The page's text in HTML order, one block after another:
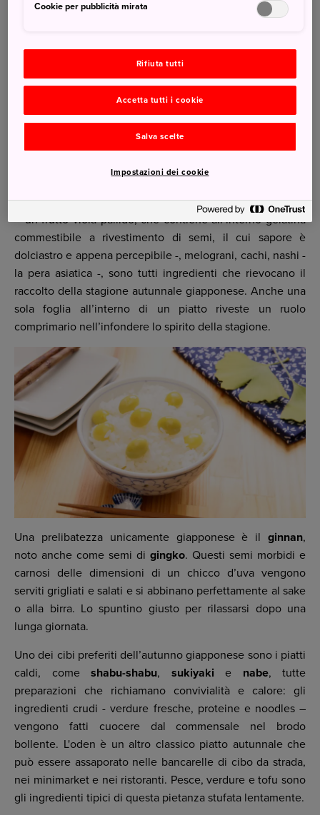
A proposito di griglia: richiama l’autunno anche il profumo
molto ricercati. Come i matsutake, anche castagne,akebi
– un frutto viola pallido, che contiene all’interno gelatina
commestibile a rivestimento di semi, il cui sapore è
dolciastro e appena percepibile -, melograni, cachi, nashi -
la pera asiatica -, sono tutti ingredienti che rievocano il
raccolto della stagione autunnale giapponese. Anche una
sola foglia all’interno di un piatto riveste un ruolo
comprimario nell’infondere lo spirito della stagione.
Una prelibatezza unicamente giapponese è il ginnan,
noto anche come semi di gingko. Questi semi morbidi e
carnosi delle dimensioni di un chicco d’uva vengono
serviti grigliati e salati e si abbinano perfettamente al sake
o alla birra. Lo spuntino giusto per rilassarsi dopo una
lunga giornata.
Uno dei cibi preferiti dell’autunno giapponese sono i piatti
caldi, come shabu-shabu, sukiyaki e nabe, tutte
preparazioni che richiamano convivialità e calore: gli
ingredienti crudi - verdure fresche, proteine e noodles –
vengono fatti cuocere dal commensale nel brodo
bollente. L'oden è un altro classico piatto autunnale che
può essere assaporato nelle bancarelle di cibo da strada,
nei minimarket e nei ristoranti. Pesce, verdure e tofu sono
gli ingredienti tipici di questa pietanza stufata lentamente.
Cookie per pubblicità mirata
Rifiuta tutti
Accetta tutti i cookie
Salva scelte
Impostazioni dei cookie